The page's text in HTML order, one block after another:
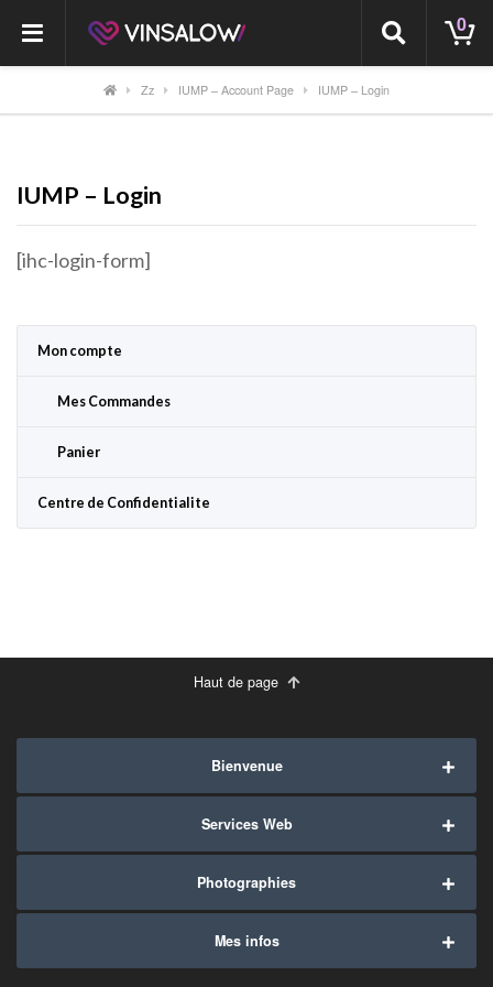
0
Zz IUMP – Account Page IUMP – Login
IUMP – Login
[ihc-login-form]
Mon compte
Mes Commandes
Panier
Centre de Confidentialite
Haut de page
Bienvenue
Services Web
Photographies
Mes infos